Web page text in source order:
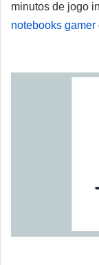
minutos de jogo
notebooks gamer